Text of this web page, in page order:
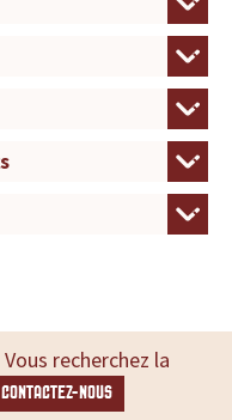
Vous recherchez la
CONTACTEZ-NOUS